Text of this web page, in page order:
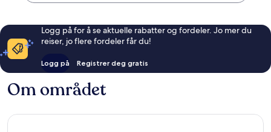
Logg på for å se aktuelle rabatter og fordeler. Jo mer du
reiser, jo flere fordeler får du!
Logg på Registrer deg gratis
Om området